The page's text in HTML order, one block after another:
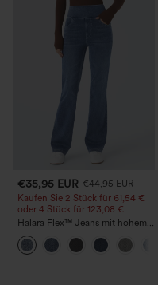
€35,95 EUR €44,95 EUR
Kaufen Sie 2 Stück für 61,54 €
oder 4 Stück für 123,08 €.
Halara Flex™ Jeans mit hohem
Bund und Taschen,
gewaschener, lässiger Bootcut